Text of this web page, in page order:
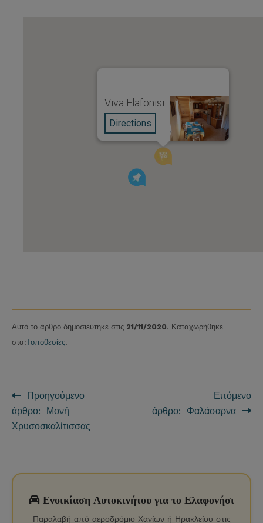
Viva Elafonisi
Directions
Αυτό το άρθρο δημοσιεύτηκε στις 21/11/2020. Καταχωρήθηκε
στα:Τοποθεσίες.
Πλοήγηση άρθρων
Προηγούμενο
άρθρο: Μονή
Χρυσοσκαλίτισσας
Επόμενο
άρθρο: Φαλάσαρνα
Ενοικίαση Αυτοκινήτου για το Ελαφονήσι
Παραλαβή από αεροδρόμιο Χανίων ή Ηρακλείου στις